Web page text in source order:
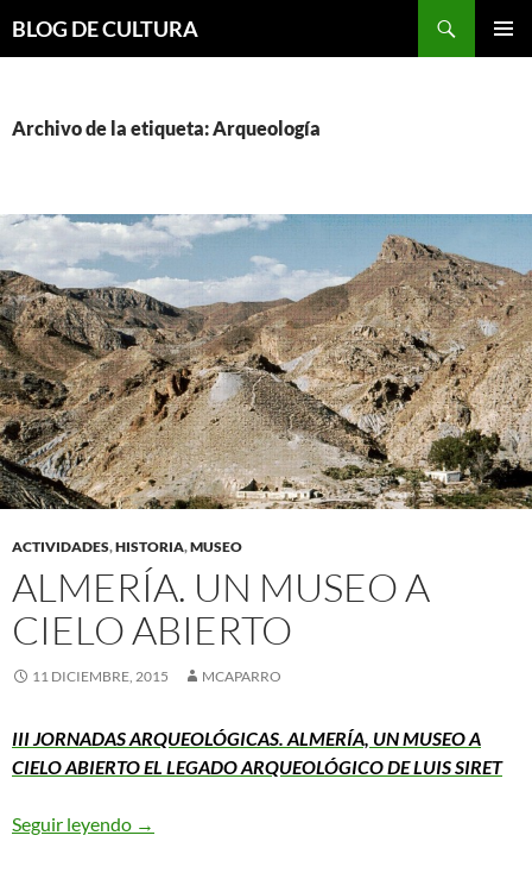
BLOG DE CULTURA
Archivo de la etiqueta: Arqueología
ACTIVIDADES,HISTORIA,MUSEO
ALMERÍA. UN MUSEO A
CIELO ABIERTO
11 DICIEMBRE, 2015 MCAPARRO
III JORNADAS ARQUEOLÓGICAS. ALMERÍA, UN MUSEO A
CIELO ABIERTOEL LEGADO ARQUEOLÓGICO DE LUIS SIRET
Seguir leyendo ALMERÍA. UN MUSEO A CIELO ABIERTO
→